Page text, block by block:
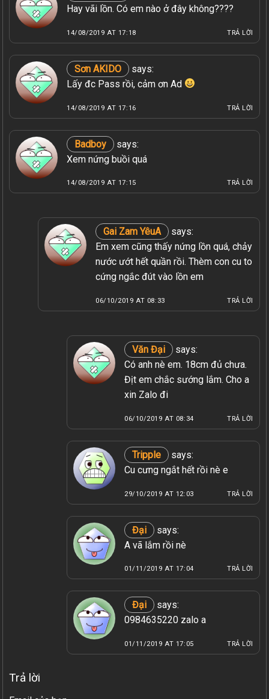
Hay vãi lồn. Có em nào ở đây không????
14/08/2019 AT 17:18 TRẢ LỜI
Sơn AKIDO
says:
Lấy đc Pass rồi, cảm ơn Ad
14/08/2019 AT 17:16 TRẢ LỜI
Badboy
says:
Xem nứng buồi quá
14/08/2019 AT 17:15 TRẢ LỜI
Gai Zam YêuA
says:
Em xem cũng thấy nứng lồn quá, chảy
nước ướt hết quần rồi. Thèm con cu to
cứng ngắc đút vào lồn em
06/10/2019 AT 08:33 TRẢ LỜI
Văn Đại
says:
Có anh nè em. 18cm đủ chưa.
Địt em chắc sướng lắm. Cho a
xin Zalo đi
06/10/2019 AT 08:34 TRẢ LỜI
Tripple
says:
Cu cưng ngắt hết rồi nè e
29/10/2019 AT 12:03 TRẢ LỜI
Đại
says:
A vã lắm rồi nè
01/11/2019 AT 17:04 TRẢ LỜI
Đại
says:
0984635220 zalo a
01/11/2019 AT 17:05 TRẢ LỜI
Trả lời